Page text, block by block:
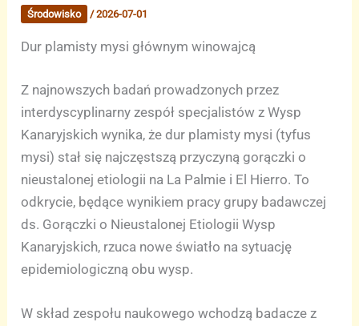
Środowisko /2026-07-01
Dur plamisty mysi głównym winowajcą
Z najnowszych badań prowadzonych przez
interdyscyplinarny zespół specjalistów z Wysp
Kanaryjskich wynika, że dur plamisty mysi (tyfus
mysi) stał się najczęstszą przyczyną gorączki o
nieustalonej etiologii na La Palmie i El Hierro. To
odkrycie, będące wynikiem pracy grupy badawczej
ds. Gorączki o Nieustalonej Etiologii Wysp
Kanaryjskich, rzuca nowe światło na sytuację
epidemiologiczną obu wysp.
W skład zespołu naukowego wchodzą badacze z